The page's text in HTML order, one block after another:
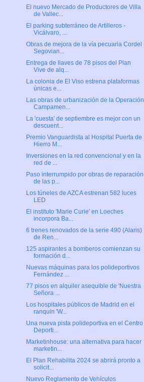
El nuevo Mercado de Productores de Villa
de Vallec...
El parking subterráneo de Artilleros -
Vicálvaro, ...
Obras de mejora de la vía pecuaria Cordel
Segovian...
Entrega de llaves de 78 pisos del Plan
Vive de alq...
La colonia de El Viso estrena plataformas
únicas e...
Las obras de urbanización de la Operación
Campamen...
La 'cuesta' de septiembre es mejor con un
descuent...
Premio Vanguardista al Hospital Puerta de
Hierro M...
Inversiones en la red convencional y en la
red de ...
Paso interrumpido por obras de reparación
de las p...
Los túneles de AZCA estrenan 582 luces
LED
El instituto 'Marie Curie' en Loeches
incorpora Ba...
6 trenes renovados de la serie 490 (Alaris)
de Ren...
125 aspirantes a bomberos comienzan su
formación d...
Nuevas máquinas para los polideportivos
Fernández ...
77 pisos en alquiler asequible de 'Nuestra
Señora ...
Los hospitales públicos de Madrid en el
ranquin 'W...
Una nueva pista polideportiva en el Centro
Deporti...
Marketinhouse: una alternativa para hacer
marketin...
El Plan Rehabilita 2024 se abrirá pronto a
solicit...
Nuevo Reglamento de Vehículos